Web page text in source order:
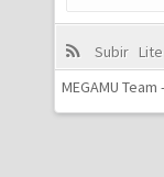
Subir
MEGAMU